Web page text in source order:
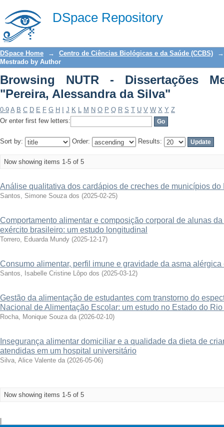
DSpace Repository
Browsing NUTR - Dissertações
DSpace Home → Centro de Ciências Biológicas e da Saúde (CCBS)
→
Mestrado by Author
Browsing NUTR - Dissertações
"Pereira, Alessandra da Silva"
0-9 A B C D E F G H J K L M N O P Q R S T U V W X Y Z
Or enter first few letters:
Sort by: Order: Results:
Now showing items 1-5 of 5
Análise qualitativa dos cardápios de creches de municípios
Santos, Simone Souza dos (2025-02-25)
Comportamento alimentar e composição corporal de alunas
exército brasileiro: um estudo longitudinal
Torrero, Eduarda Mundy (2025-12-17)
Consumo alimentar, perfil imune e gravidade da asma alérgica
Santos, Isabelle Cristine Lôpo dos (2025-03-12)
Gestão da alimentação de estudantes com transtorno do
Nacional de Alimentação Escolar: um estudo no Estado do
Rocha, Monique Souza da (2026-02-10)
Insegurança alimentar domiciliar e a qualidade da dieta de
atendidas em um hospital universitário
Silva, Alice Valente da (2026-05-06)
Now showing items 1-5 of 5